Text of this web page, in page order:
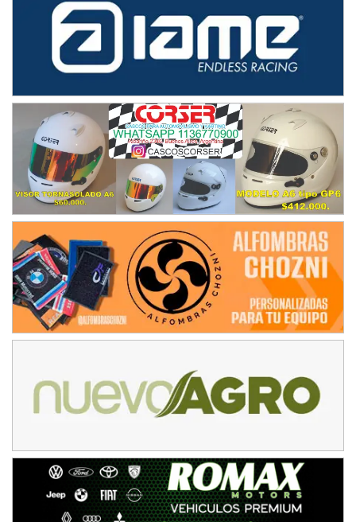
TUCUMANO - F5
Juan Navarro (Asfalto)
El Timbó (Tucumán)
08/09-AGO
IAME SERIES ARGENTINA 6
Ramiro Tot (Asfalto)
Baradero (Buenos Aires)
KDO - F6
Ciudad de Trenque Lauquen (Asfalto)
Trenque Lauquen (Buenos Aires)
ENTRERRIANO - F6 (POSTERGADA)
Parque de la Velocidad (Asfalto)
Villaguay (Entre Ríos)
VICTORIENSE - F7
El Cerro (Tierra)
Victoria (Entre Ríos)
Moto Club Reginense (Tierra)
Gral. E. Godoy (Río Negro)
NORESTE SANTAFESINO - F6
Ciudad de Avellaneda (Asfalto)
Avellaneda (Santa Fe)